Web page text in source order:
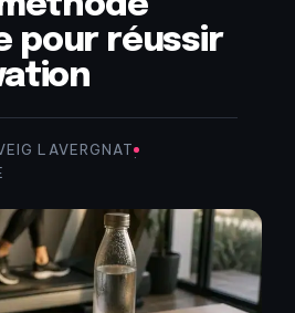
pour réussir
LAVERGNAT·